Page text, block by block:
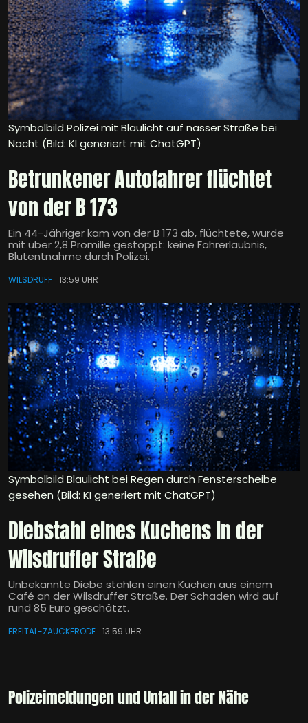
Symbolbild Polizei mit Blaulicht auf nasser Straße bei
Nacht (Bild: KI generiert mit ChatGPT)
Betrunkener Autofahrer flüchtet
von der B 173
Ein 44-Jähriger kam von der B 173 ab, flüchtete, wurde
mit über 2,8 Promille gestoppt: keine Fahrerlaubnis,
Blutentnahme durch Polizei.
WILSDRUFF 13:59 UHR
Symbolbild Blaulicht bei Regen durch Fensterscheibe
gesehen (Bild: KI generiert mit ChatGPT)
Diebstahl eines Kuchens in der
Wilsdruffer Straße
Unbekannte Diebe stahlen einen Kuchen aus einem
Café an der Wilsdruffer Straße. Der Schaden wird auf
rund 85 Euro geschätzt.
FREITAL-ZAUCKERODE 13:59 UHR
Polizeimeldungen und Unfall in der Nähe